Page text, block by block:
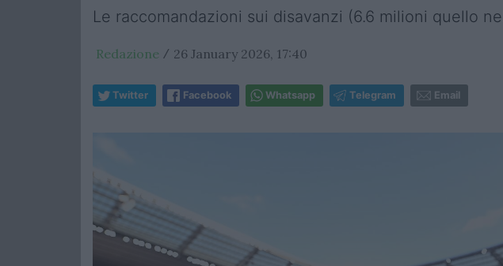
Le raccomandazioni sui disavanzi (6.6 milioni quello
Redazione / 26 January 2026, 17:40
Twitter Facebook Whatsapp Telegram Email